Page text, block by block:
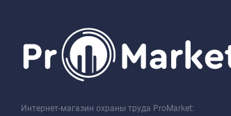
Интернет-магазин охраны труда ProMarket: